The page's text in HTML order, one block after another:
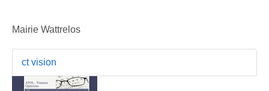
Mairie Wattrelos
ct vision